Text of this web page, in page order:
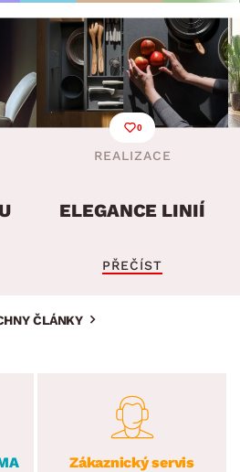
0
REALIZACE
ELEGANCE LINIÍ
PŘEČÍST
ČLÁNKY
Zákaznický servis